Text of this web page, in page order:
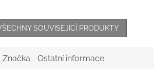
SOUVISEJÍCÍ PRODUKTY
Značka Ostatní informace